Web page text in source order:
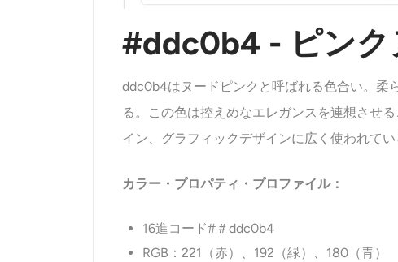
#ddc0b4 - ピンク
ddc0b4はヌードピンクと呼ばれる色合い。柔
る。この色は控えめなエレガンスを連想させ
イン、グラフィックデザインに広く使われてい
カラー・プロパティ・プロファイル：
16進コード#＃ddc0b4
RGB：221（赤）、192（緑）、180（青）